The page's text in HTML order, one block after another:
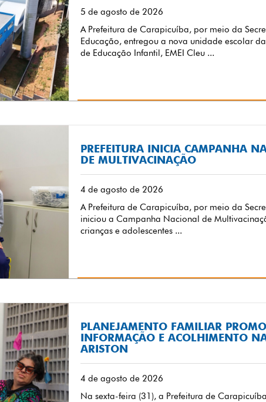
5 de agosto de 2026
A Prefeitura de Carapicuíba, por meio da
Educação, entregou a nova unidade escolar
de Educação Infantil, EMEI Cleu ...
PREFEITURA INICIA CAMPANHA
DE MULTIVACINAÇÃO
4 de agosto de 2026
A Prefeitura de Carapicuíba, por meio da
iniciou a Campanha Nacional de
crianças e adolescentes ...
PLANEJAMENTO FAMILIAR
INFORMAÇÃO E ACOLHIMENTO
ARISTON
4 de agosto de 2026
Na sexta-feira (31), a Prefeitura de